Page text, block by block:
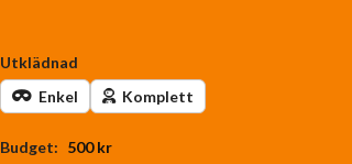
Utklädnad
Enkel
Komplett
Budget: 500 kr